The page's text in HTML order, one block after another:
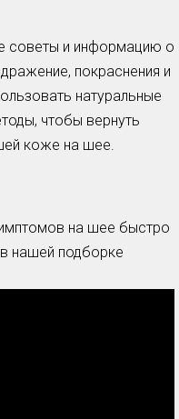
советы и информацию о
покраснения и
натуральные
чтобы вернуть
коже на шее.
на шее быстро
нашей подборке